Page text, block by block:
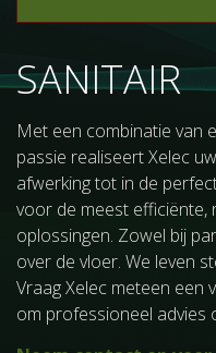
SANITAIR
Met een combinatie van
passie realiseert Xelec
afwerking tot in de
voor de meest efficiënte,
oplossingen. Zowel bij
over de vloer. We leven
Vraag Xelec meteen een
om professioneel advies